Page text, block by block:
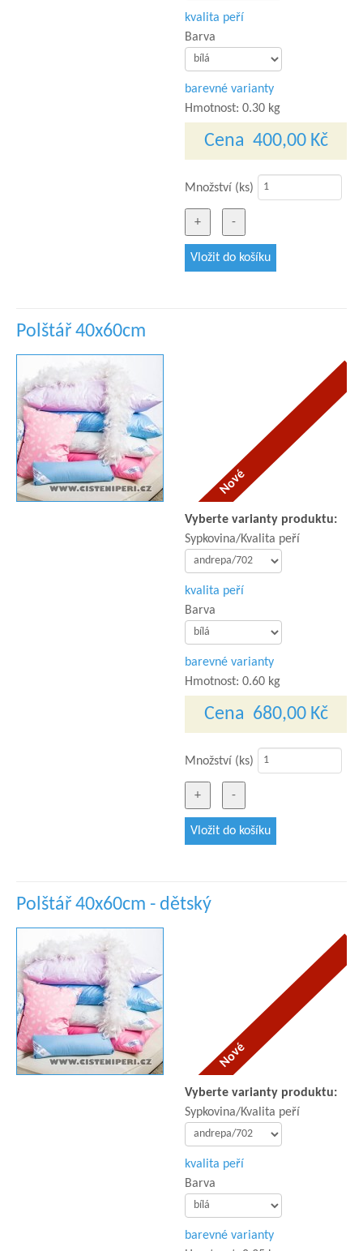
kvalita peří
Barva
barevné varianty
Hmotnost: 0.30 kg
Cena 400,00 Kč
Množství (ks)
Polštář 40x60cm
Vyberte varianty produktu:
Sypkovina/Kvalita peří
kvalita peří
Barva
barevné varianty
Hmotnost: 0.60 kg
Cena 680,00 Kč
Množství (ks)
Polštář 40x60cm - dětský
Vyberte varianty produktu:
Sypkovina/Kvalita peří
kvalita peří
Barva
barevné varianty